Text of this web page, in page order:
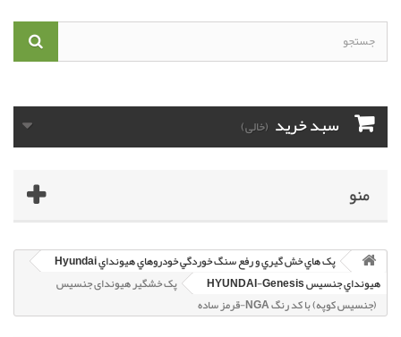
سبد خرید (خالی)
منو
پک هاي خش گيري و رفع سنگ خوردگي خودروهاي هيونداي Hyundai
هيونداي جنسيس HYUNDAI-Genesis
پک خشگير هیوندای جنسیس
(جنسیس کوپه) با کد رنگ NGA-قرمز ساده